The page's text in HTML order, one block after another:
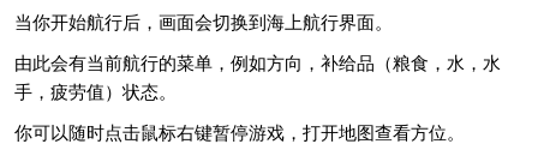
当你开始航行后，画面会切换到海上航行界面。
由此会有当前航行的菜单，例如方向，补给品（粮食，水，水
手，疲劳值）状态。
你可以随时点击鼠标右键暂停游戏，打开地图查看方位。